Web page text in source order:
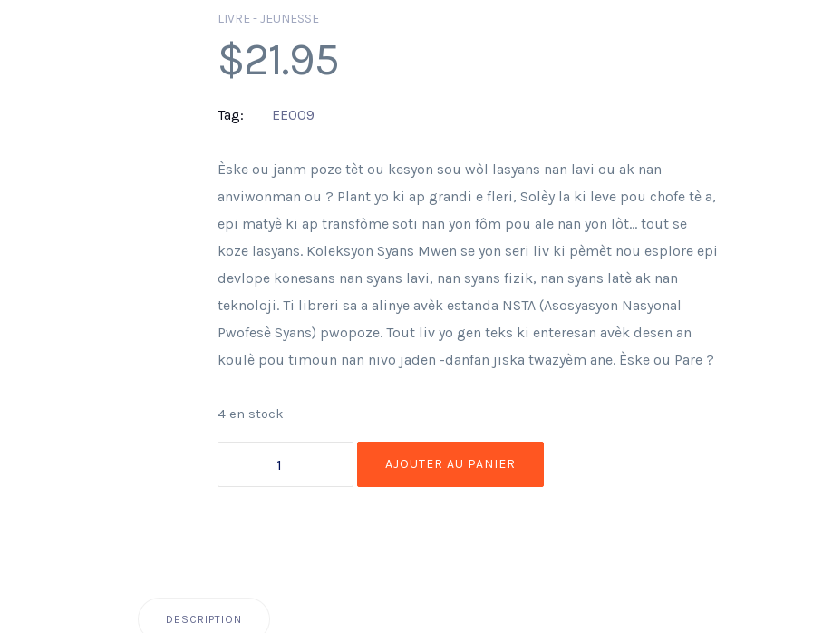
LIVRE - JEUNESSE
$21.95
Tag: EE009
Èske ou janm poze tèt ou kesyon sou wòl lasyans nan lavi ou ak nan
anviwonman ou ? Plant yo ki ap grandi e fleri, Solèy la ki leve pou chofe tè a,
epi matyè ki ap transfòme soti nan yon fôm pou ale nan yon lòt… tout se
koze lasyans. Koleksyon Syans Mwen se yon seri liv ki pèmèt nou esplore epi
devlope konesans nan syans lavi, nan syans fizik, nan syans latè ak nan
teknoloji. Ti libreri sa a alinye avèk estanda NSTA (Asosyasyon Nasyonal
Pwofesè Syans) pwopoze. Tout liv yo gen teks ki enteresan avèk desen an
koulè pou timoun nan nivo jaden -danfan jiska twazyèm ane. Èske ou Pare ?
4 en stock
AJOUTER AU PANIER
DESCRIPTION